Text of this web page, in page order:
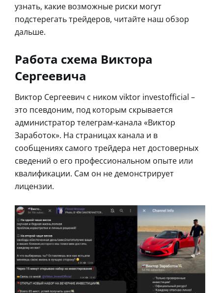
узнать, какие возможные риски могут
подстерегать трейдеров, читайте наш обзор
дальше.
Работа схема Виктора
Сергеевича
Виктор Сергеевич с ником viktor investofficial –
это псевдоним, под которым скрывается
администратор телеграм-канала «Виктор
Заработок». На страницах канала и в
сообщениях самого трейдера нет достоверных
сведений о его профессиональном опыте или
квалификации. Сам он не демонстрирует
лицензии.